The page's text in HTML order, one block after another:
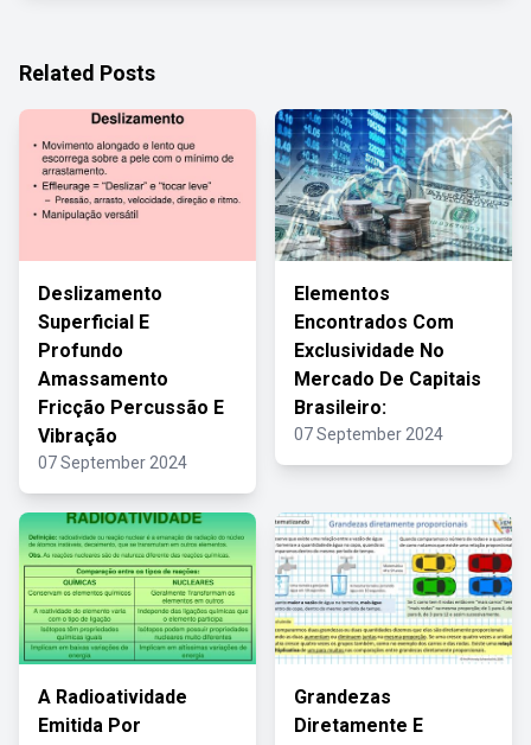
Related Posts
Deslizamento
Superficial E
Profundo
Amassamento
Fricção Percussão E
Vibração
07 September 2024
Elementos
Encontrados Com
Exclusividade No
Mercado De Capitais
Brasileiro:
07 September 2024
A Radioatividade
Emitida Por
Grandezas
Diretamente E